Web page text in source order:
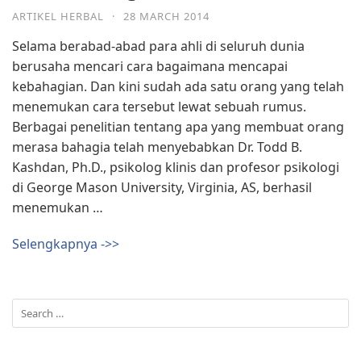
ARTIKEL HERBAL · 28 MARCH 2014
Selama berabad-abad para ahli di seluruh dunia
berusaha mencari cara bagaimana mencapai
kebahagian. Dan kini sudah ada satu orang yang telah
menemukan cara tersebut lewat sebuah rumus.
Berbagai penelitian tentang apa yang membuat orang
merasa bahagia telah menyebabkan Dr. Todd B.
Kashdan, Ph.D., psikolog klinis dan profesor psikologi
di George Mason University, Virginia, AS, berhasil
menemukan …
Selengkapnya ->>